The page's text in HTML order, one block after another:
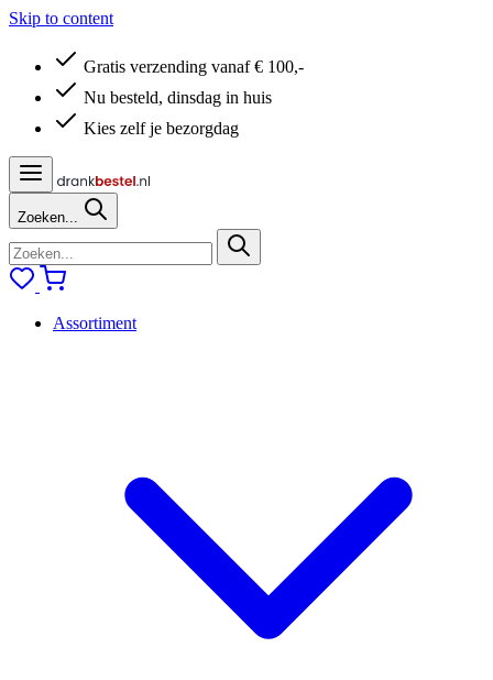
Skip to content
Gratis verzending vanaf € 100,-
Nu besteld, dinsdag in huis
Kies zelf je bezorgdag
Zoeken...
Assortiment